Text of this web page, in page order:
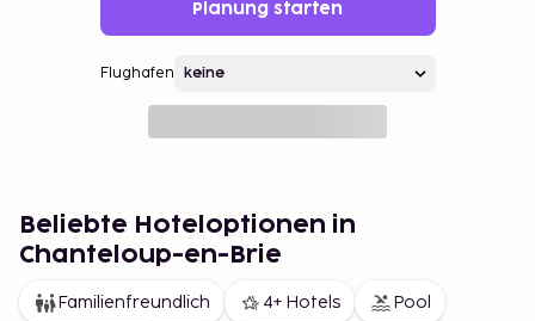
Planung starten
Flughafen
Beliebte Hoteloptionen in
Chanteloup-en-Brie
Familienfreundlich 4+ Hotels Pool